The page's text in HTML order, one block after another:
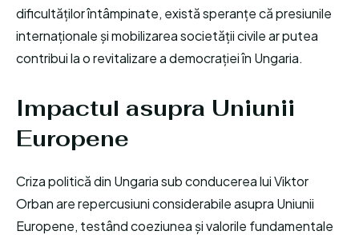
dificultăților întâmpinate, există speranțe că presiunile
internaționale și mobilizarea societății civile ar putea
contribui la o revitalizare a democrației în Ungaria.
Impactul asupra Uniunii
Europene
Criza politică din Ungaria sub conducerea lui Viktor
Orban are repercusiuni considerabile asupra Uniunii
Europene, testând coeziunea și valorile fundamentale